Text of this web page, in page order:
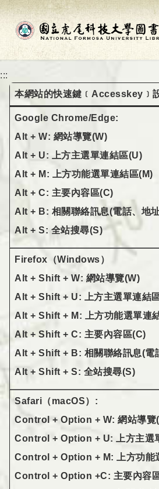
跳到主要內容
:::
本網站的快速鍵﹝Accesskey﹞
Google Chrome/Edge:
Alt + W: 網站導覽(W)
Alt + U: 上方主選單連結區(U)
Alt + M: 上方功能選單連結區(M)
Alt + C: 主要內容區(C)
Alt + B: 相關聯絡訊息(電話、地
Alt + S: 全站搜尋(S)
Firefox（Windows）
Alt + Shift + W: 網站導覽(W)
Alt + Shift + U: 上方主選單連結
Alt + Shift + M: 上方功能選單連
Alt + Shift + C: 主要內容區(C)
Alt + Shift + B: 相關聯絡訊息(電
Alt + Shift + S: 全站搜尋(S)
Safari（macOS）:
Control + Option + W: 網站導覽
Control + Option + U: 上方主選
Control + Option + M: 上方功能
Control + Option +C: 主要內容